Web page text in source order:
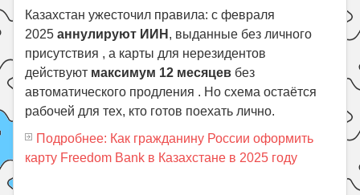
Казахстан ужесточил правила: с февраля
2025аннулируют ИИН , выданные без личного
присутствия , а карты для нерезидентов
действуют максимум 12 месяцев без
автоматического продления . Но схема остаётся
рабочей для тех, кто готов поехать лично.
Подробнее: Как гражданину России оформить
карту Freedom Bank в Казахстане в 2025 году